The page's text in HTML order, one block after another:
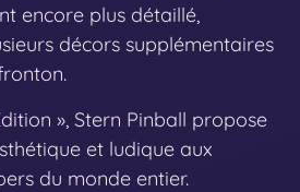
encore plus détaillé,
décors supplémentaires
», Stern Pinball propose
et ludique aux
du monde entier.